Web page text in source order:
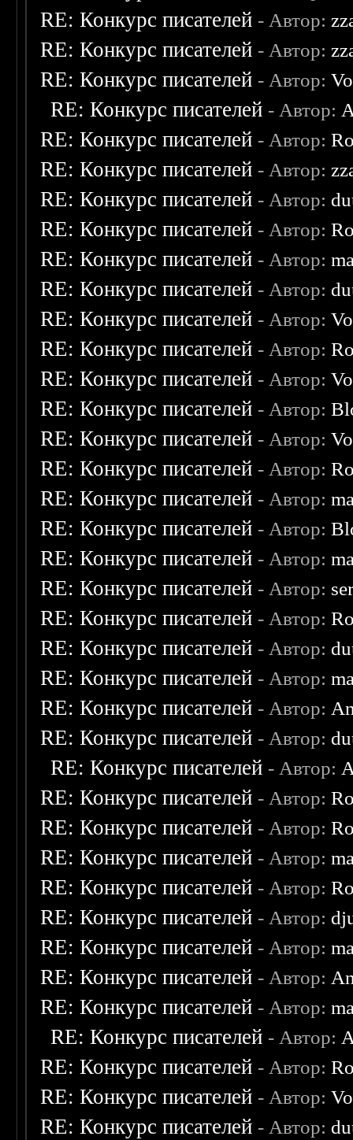
RE: Конкурс писателей - Автор:
RE: Конкурс писателей - Автор:
RE: Конкурс писателей - Автор:
RE: Конкурс писателей - Автор:
RE: Конкурс писателей - Автор:
RE: Конкурс писателей - Автор:
RE: Конкурс писателей - Автор:
RE: Конкурс писателей - Автор:
RE: Конкурс писателей - Автор:
RE: Конкурс писателей - Автор:
RE: Конкурс писателей - Автор:
RE: Конкурс писателей - Автор:
RE: Конкурс писателей - Автор:
RE: Конкурс писателей - Автор:
RE: Конкурс писателей - Автор:
RE: Конкурс писателей - Автор:
RE: Конкурс писателей - Автор:
RE: Конкурс писателей - Автор:
RE: Конкурс писателей - Автор:
RE: Конкурс писателей - Автор:
RE: Конкурс писателей - Автор:
RE: Конкурс писателей - Автор:
RE: Конкурс писателей - Автор:
RE: Конкурс писателей - Автор:
RE: Конкурс писателей - Автор:
RE: Конкурс писателей - Автор:
RE: Конкурс писателей - Автор:
RE: Конкурс писателей - Автор:
RE: Конкурс писателей - Автор:
RE: Конкурс писателей - Автор:
RE: Конкурс писателей - Автор:
RE: Конкурс писателей - Автор:
RE: Конкурс писателей - Автор:
RE: Конкурс писателей - Автор:
RE: Конкурс писателей - Автор:
RE: Конкурс писателей - Автор:
RE: Конкурс писателей - Автор:
RE: Конкурс писателей - Автор: